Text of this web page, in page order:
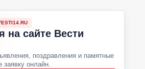
на сайте Вести
поздравления и памятные
онлайн.